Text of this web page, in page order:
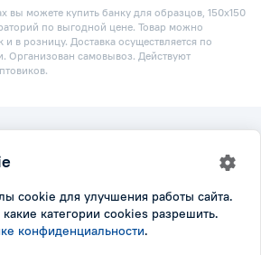
вы можете купить банку для образцов, 150х150
по выгодной цене. Товар можно
и в розницу. Доставка осуществляется по
Организован самовывоз. Действуют
права защищены.
| Настройки cookie
cookie для улучшения работы сайта.
категории cookies разрешить.
конфиденциальности.